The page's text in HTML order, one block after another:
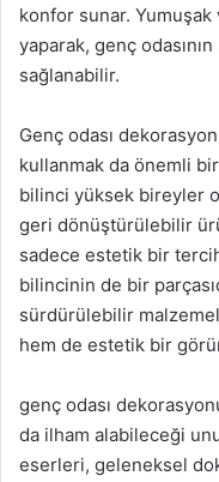
konfor sunar. Yumuşak
yaparak, genç
sağlanabilir.
Genç odası
kullanmak da önemli
bilinci yüksek bireyler
geri dönüştürülebilir
sadece estetik bir
bilincinin de bir
sürdürülebilir
hem de estetik bir
genç odası
da ilham alabileceği
eserleri, geleneksel